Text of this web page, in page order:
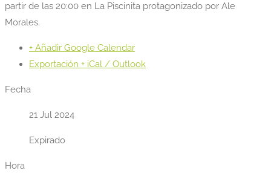
partir de las 20:00 en La Piscinita protagonizado por Ale
Morales.
+ Añadir Google Calendar
Exportación + iCal / Outlook
Fecha
21 Jul 2024
Expirado
Hora